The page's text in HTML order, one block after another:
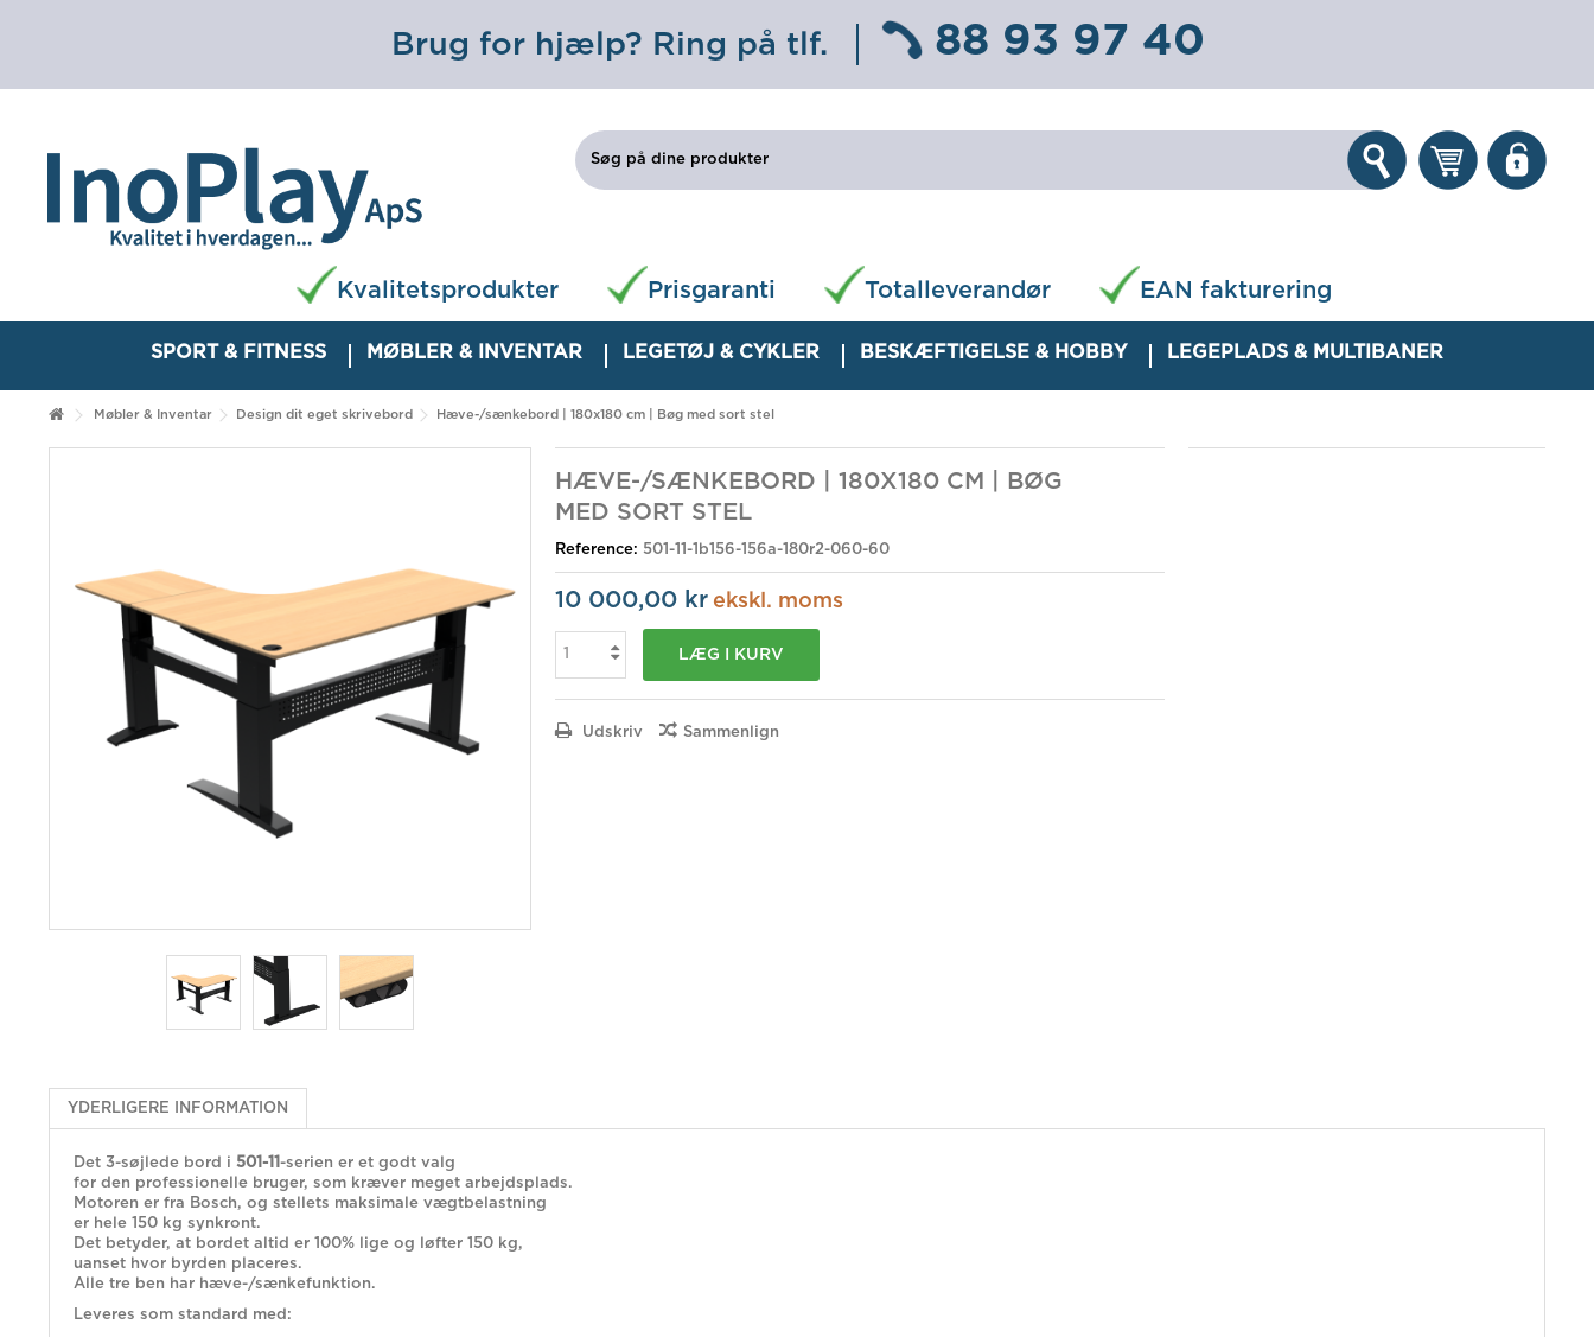
Brug for hjælp? Ring på tlf. 88 93 97 40
Kvalitetsprodukter Prisgaranti Totalleverandør EAN fakturering
SPORT & FITNESS MØBLER & INVENTAR LEGETØJ & CYKLER BESKÆFTIGELSE & HOBBY LEGEPLADS & MULTIBANER
Møbler & Inventar Design dit eget skrivebord Hæve-/sænkebord | 180x180 cm | Bøg med sort stel
HÆVE-/SÆNKEBORD | 180X180 CM | BØG
MED SORT STEL
Reference: 501-11-1b156-156a-180r2-060-60
10 000,00 kr ekskl. moms
LÆG I KURV
Udskriv Sammenlign
YDERLIGERE INFORMATION
Det 3-søjlede bord i 501-11-serien er et godt valg
for den professionelle bruger, som kræver meget arbejdsplads.
Motoren er fra Bosch, og stellets maksimale vægtbelastning
er hele 150 kg synkront.
Det betyder, at bordet altid er 100% lige og løfter 150 kg,
uanset hvor byrden placeres.
Alle tre ben har hæve-/sænkefunktion.
Leveres som standard med: